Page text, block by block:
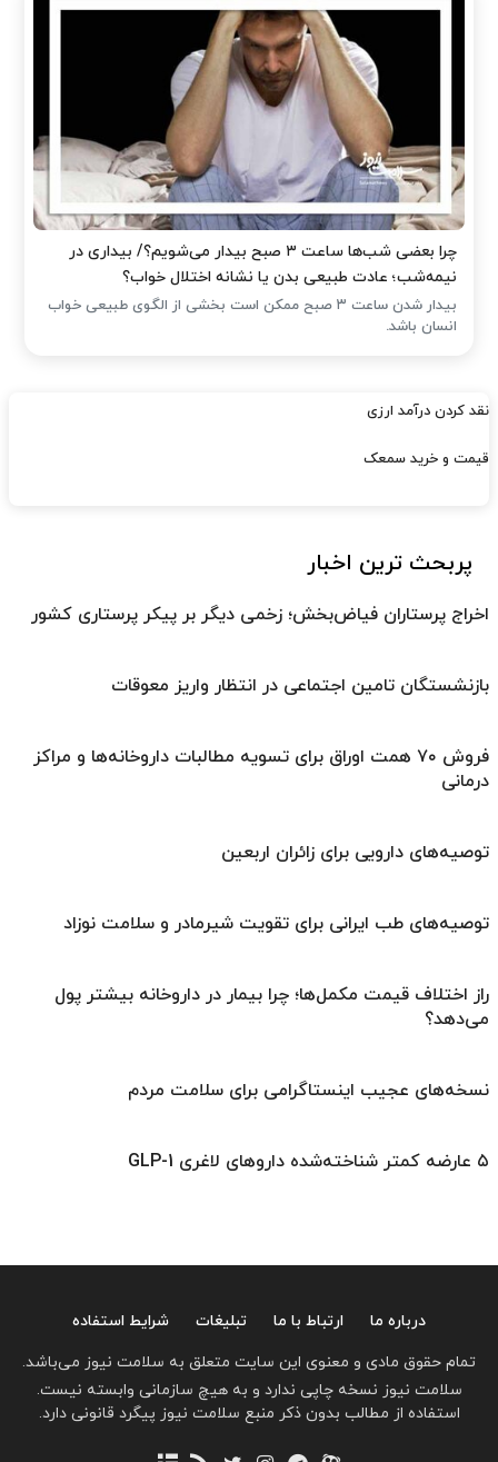
چرا بعضی شب‌ها ساعت ۳ صبح بیدار می‌شویم؟/ بیداری در
نیمه‌شب؛ عادت طبیعی بدن یا نشانه اختلال خواب؟
بیدار شدن ساعت ۳ صبح ممکن است بخشی از الگوی طبیعی خواب
انسان باشد.
نقد کردن درآمد ارزی
قیمت و خرید سمعک
پربحث ترین اخبار
اخراج پرستاران فیاض‌بخش؛ زخمی دیگر بر پیکر پرستاری کشور
بازنشستگان تامین اجتماعی در انتظار واریز معوقات
فروش ۷۰ همت اوراق برای تسویه مطالبات داروخانه‌ها و مراکز
درمانی
توصیه‌های دارویی برای زائران اربعین
توصیه‌های طب ایرانی برای تقویت شیرمادر و سلامت نوزاد
راز اختلاف قیمت مکمل‌ها؛ چرا بیمار در داروخانه بیشتر پول
می‌دهد؟
نسخه‌های عجیب اینستاگرامی برای سلامت مردم
۵ عارضه کمتر شناخته‌شده داروهای لاغری GLP-1
درباره ما ارتباط با ما تبلیغات
شرایط استفاده
تمام حقوق مادی و معنوی این سایت متعلق به سلامت نیوز می‌باشد.
سلامت نیوز نسخه چاپی ندارد و به هیچ سازمانی وابسته نیست.
استفاده از مطالب بدون ذکر منبع سلامت نیوز پیگرد قانونی دارد.